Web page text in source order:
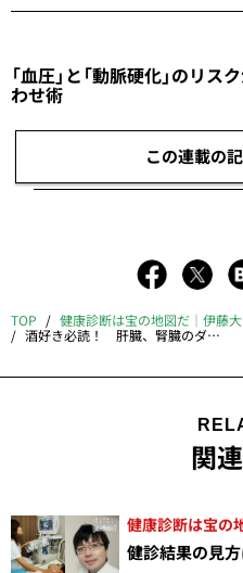
「血圧」と「動脈硬化」のリ
わせ術
この連載の
TOP 健康診断は宝の地図だ｜伊藤
酒好き必読！ 肝臓、腎臓のダメージが分かる「検査項目の意外な組み合わせ」
関
健康診断は宝の
健診結果の見方